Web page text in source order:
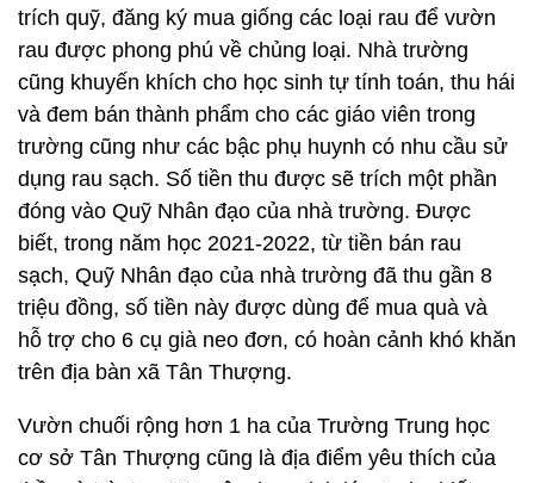
trích quỹ, đăng ký mua giống các loại rau để vườn
rau được phong phú về chủng loại. Nhà trường
cũng khuyến khích cho học sinh tự tính toán, thu hái
và đem bán thành phẩm cho các giáo viên trong
trường cũng như các bậc phụ huynh có nhu cầu sử
dụng rau sạch. Số tiền thu được sẽ trích một phần
đóng vào Quỹ Nhân đạo của nhà trường. Được
biết, trong năm học 2021-2022, từ tiền bán rau
sạch, Quỹ Nhân đạo của nhà trường đã thu gần 8
triệu đồng, số tiền này được dùng để mua quà và
hỗ trợ cho 6 cụ già neo đơn, có hoàn cảnh khó khăn
trên địa bàn xã Tân Thượng.
Vườn chuối rộng hơn 1 ha của Trường Trung học
cơ sở Tân Thượng cũng là địa điểm yêu thích của